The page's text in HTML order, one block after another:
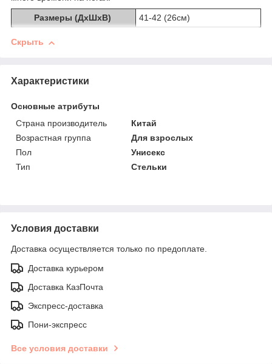
Размеры (ДхШхВ) 41-42 (26см)
Скрыть
Характеристики
Основные атрибуты
Страна производитель
Китай
Возрастная группа
Для взрослых
Пол
Унисекс
Тип
Стельки
Условия доставки
Доставка осуществляется только по предоплате.
Доставка курьером
Доставка КазПочта
Экспресс-доставка
Пони-экспресс
Все условия доставки